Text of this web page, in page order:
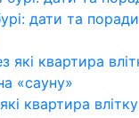
дати та поради
квартира влітку